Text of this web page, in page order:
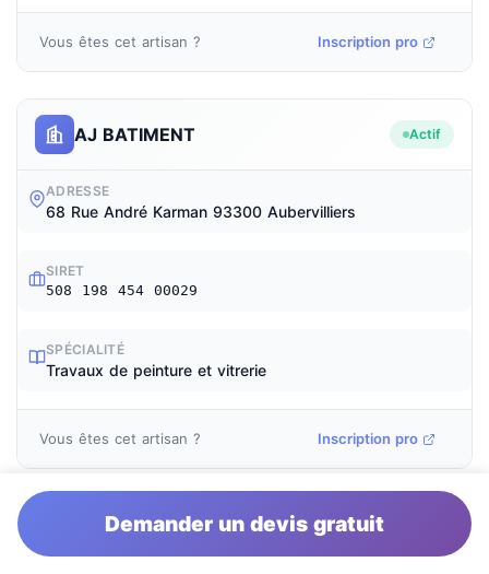
Vous êtes cet artisan ? Inscription pro
AJ BATIMENT Actif
ADRESSE
68 Rue André Karman 93300 Aubervilliers
SIRET
508 198 454 00029
SPÉCIALITÉ
Travaux de peinture et vitrerie
Vous êtes cet artisan ? Inscription pro
CAMBA.TCE
Demander un devis gratuit